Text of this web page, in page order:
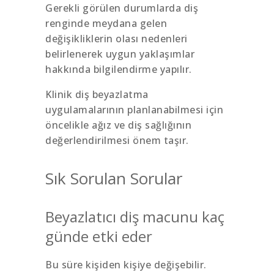
Gerekli görülen durumlarda diş
renginde meydana gelen
değişikliklerin olası nedenleri
belirlenerek uygun yaklaşımlar
hakkında bilgilendirme yapılır.
Klinik diş beyazlatma
uygulamalarının planlanabilmesi için
öncelikle ağız ve diş sağlığının
değerlendirilmesi önem taşır.
Sık Sorulan Sorular
Beyazlatıcı diş macunu kaç
günde etki eder
Bu süre kişiden kişiye değişebilir.